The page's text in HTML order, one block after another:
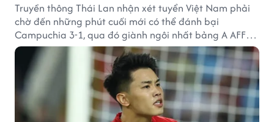
Truyền thông Thái Lan nhận xét tuyển Việt Nam phải
chờ đến những phút cuối mới có thể đánh bại
Campuchia 3-1, qua đó giành ngôi nhất bảng A AFF
Cup 2026.